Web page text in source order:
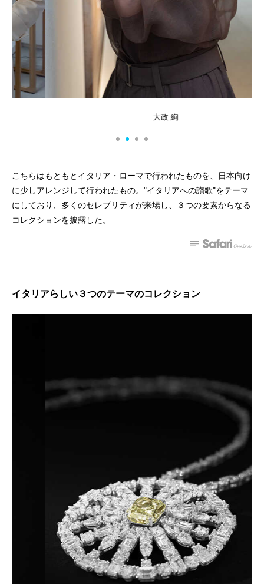
こちらはもともとイタリア・ローマで行われたものを、日本向け
に少しアレンジして行われたもの。"イタリアへの讃歌"をテーマ
にしており、多くのセレブリティが来場し、３つの要素からなる
コレクションを披露した。
イタリアらしい３つのテーマのコレクション